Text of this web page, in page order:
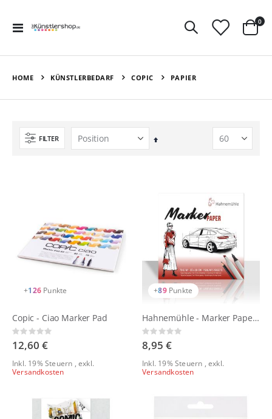
Navigation
0
HOME KÜNSTLERBEDARF COPIC PAPIER
FILTER
In
+126 Punkte
Copic - Ciao Marker Pad
Rating:
0%
12,60 €
Inkl. 19% Steuern ,exkl.
Versandkosten
+89 Punkte
Hahnemühle - Marker Paper - Square
Rating:
0%
8,95 €
Inkl. 19% Steuern ,exkl.
Versandkosten